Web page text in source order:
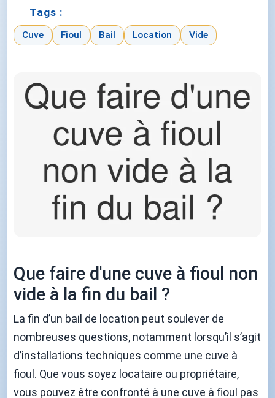
Tags :
Cuve Fioul Bail Location Vide
Que faire d'une cuve à fioul non
vide à la fin du bail ?
La fin d’un bail de location peut soulever de
nombreuses questions, notamment lorsqu’il s’agit
d’installations techniques comme une cuve à
fioul. Que vous soyez locataire ou propriétaire,
vous pouvez être confronté à une cuve à fioul pas